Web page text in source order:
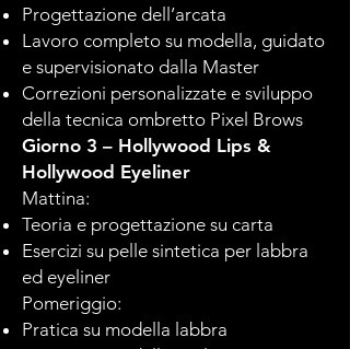
Progettazione dell’arcata
Lavoro completo su modella, guidato
e supervisionato dalla Master
Correzioni personalizzate e sviluppo
della tecnica ombretto Pixel Brows
Giorno 3 – Hollywood Lips &
Hollywood Eyeliner
Mattina:
Teoria e progettazione su carta
Esercizi su pelle sintetica per labbra
ed eyeliner
Pomeriggio:
Pratica su modella labbra